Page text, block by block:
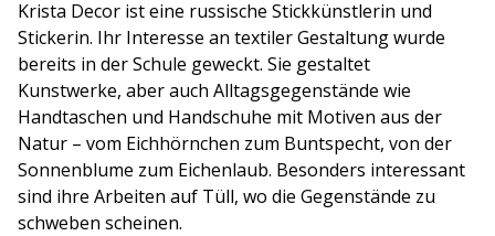
Krista Decor ist eine russische Stickkünstlerin und
Stickerin. Ihr Interesse an textiler Gestaltung wurde
bereits in der Schule geweckt. Sie gestaltet
Kunstwerke, aber auch Alltagsgegenstände wie
Handtaschen und Handschuhe mit Motiven aus der
Natur – vom Eichhörnchen zum Buntspecht, von der
Sonnenblume zum Eichenlaub. Besonders interessant
sind ihre Arbeiten auf Tüll, wo die Gegenstände zu
schweben scheinen.